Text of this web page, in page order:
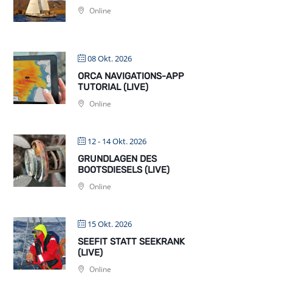
Online
08 Okt. 2026
ORCA NAVIGATIONS-APP
TUTORIAL (LIVE)
Online
12 - 14 Okt. 2026
GRUNDLAGEN DES
BOOTSDIESELS (LIVE)
Online
15 Okt. 2026
SEEFIT STATT SEEKRANK
(LIVE)
Online